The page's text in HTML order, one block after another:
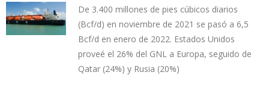
De 3.400 millones de pies cúbicos diarios
(Bcf/d) en noviembre de 2021 se pasó a 6,5
Bcf/d en enero de 2022. Estados Unidos
proveé el 26% del GNL a Europa, seguido de
Qatar (24%) y Rusia (20%)